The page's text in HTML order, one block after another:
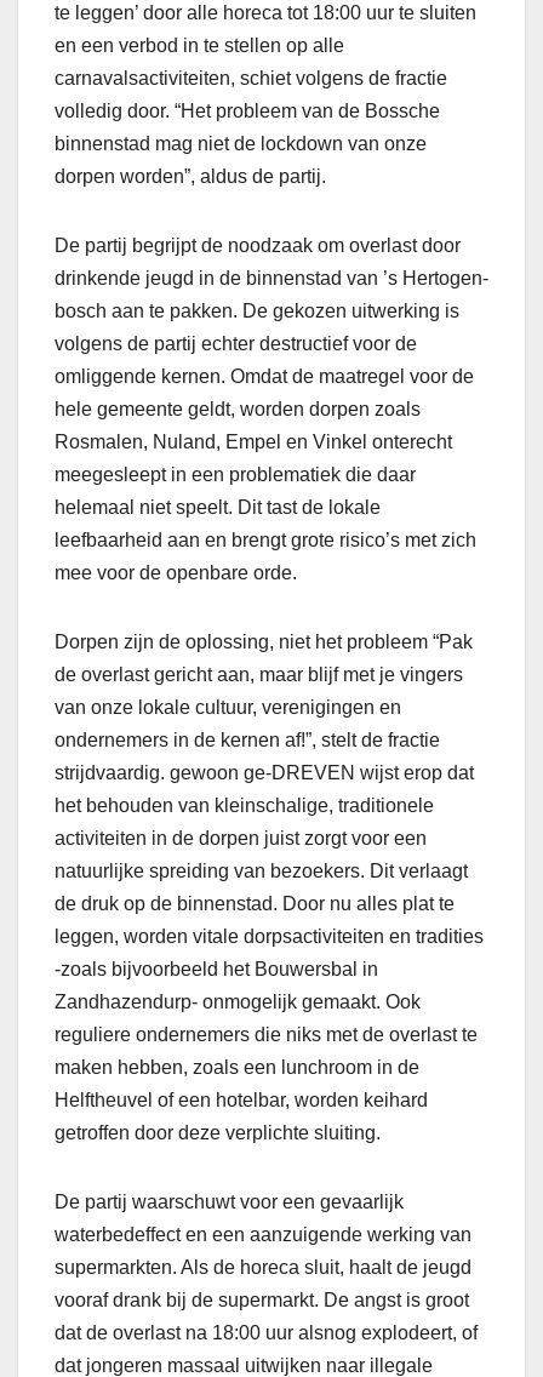
te leggen’ door alle horeca tot 18:00 uur te sluiten
en een verbod in te stellen op alle
carnavalsactiviteiten, schiet volgens de fractie
volledig door. “Het probleem van de Bossche
binnenstad mag niet de lockdown van onze
dorpen worden”, aldus de partij.
De partij begrijpt de noodzaak om overlast door
drinkende jeugd in de binnenstad van ’s Hertogen-
bosch aan te pakken. De gekozen uitwerking is
volgens de partij echter destructief voor de
omliggende kernen. Omdat de maatregel voor de
hele gemeente geldt, worden dorpen zoals
Rosmalen, Nuland, Empel en Vinkel onterecht
meegesleept in een problematiek die daar
helemaal niet speelt. Dit tast de lokale
leefbaarheid aan en brengt grote risico’s met zich
mee voor de openbare orde.
Dorpen zijn de oplossing, niet het probleem “Pak
de overlast gericht aan, maar blijf met je vingers
van onze lokale cultuur, verenigingen en
ondernemers in de kernen af!”, stelt de fractie
strijdvaardig. gewoon ge-DREVEN wijst erop dat
het behouden van kleinschalige, traditionele
activiteiten in de dorpen juist zorgt voor een
natuurlijke spreiding van bezoekers. Dit verlaagt
de druk op de binnenstad. Door nu alles plat te
leggen, worden vitale dorpsactiviteiten en tradities
-zoals bijvoorbeeld het Bouwersbal in
Zandhazendurp- onmogelijk gemaakt. Ook
reguliere ondernemers die niks met de overlast te
maken hebben, zoals een lunchroom in de
Helftheuvel of een hotelbar, worden keihard
getroffen door deze verplichte sluiting.
De partij waarschuwt voor een gevaarlijk
waterbedeffect en een aanzuigende werking van
supermarkten. Als de horeca sluit, haalt de jeugd
vooraf drank bij de supermarkt. De angst is groot
dat de overlast na 18:00 uur alsnog explodeert, of
dat jongeren massaal uitwijken naar illegale